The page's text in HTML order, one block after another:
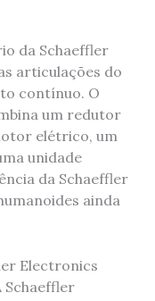
da Schaeffler
articulações do
contínuo. O
um redutor
elétrico, um
unidade
da Schaeffler
ainda
Electronics
Schaeffler